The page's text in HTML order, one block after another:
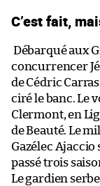
C’est fait,
Débarqué aux
concurrencer
de Cédric
ciré le banc. Le
Clermont, en
de Beauté. Le
Gazélec Ajaccio
passé trois
Le gardien